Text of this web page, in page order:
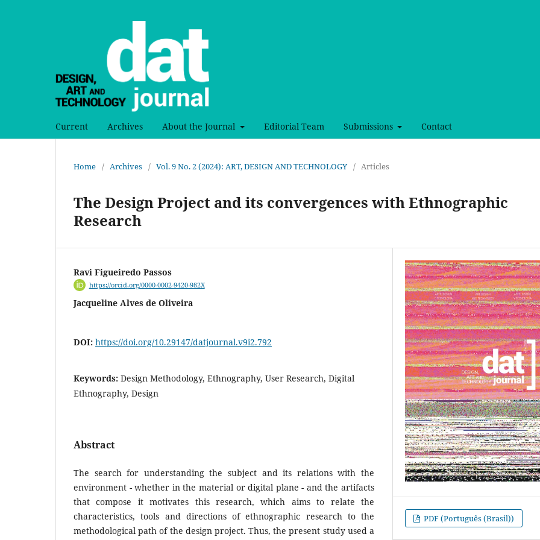
Current Archives About the Journal Editorial Team Submissions Contact
Home / Archives / Vol. 9 No. 2 (2024): ART, DESIGN AND TECHNOLOGY / Articles
The Design Project and its convergences with Ethnographic
Research
Ravi Figueiredo Passos
https://orcid.org/0000-0002-9420-982X
Jacqueline Alves de Oliveira
DOI: https://doi.org/10.29147/datjournal.v9i2.792
Keywords: Design Methodology, Ethnography, User Research, Digital
Ethnography, Design
Abstract
The search for understanding the subject and its relations with the
environment - whether in the material or digital plane - and the artifacts
that compose it motivates this research, which aims to relate the
characteristics, tools and directions of ethnographic research to the
methodological path of the design project. Thus, the present study used a
PDF (Português (Brasil))